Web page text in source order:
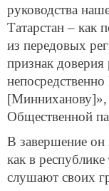
руководства
Татарстан – как
из передовых
признак
[Минниханову]»,
Общественной
В завершение он
как в
слушают своих